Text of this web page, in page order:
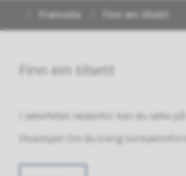
er
Framsida Finn ein tilsett
Finn ein tilsett
I søkefeltet nedanfor kan du søke
Eksempel: Om du treng